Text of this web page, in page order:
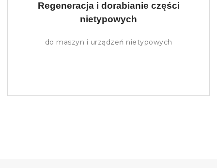
Regeneracja i dorabianie części
nietypowych
do maszyn i urządzeń nietypowych